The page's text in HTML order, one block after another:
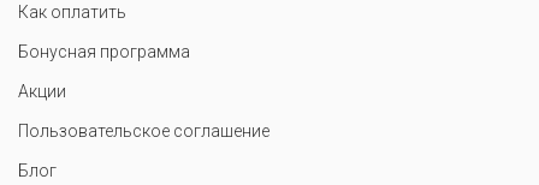
Как оплатить
Бонусная программа
Акции
Пользовательское соглашение
Блог